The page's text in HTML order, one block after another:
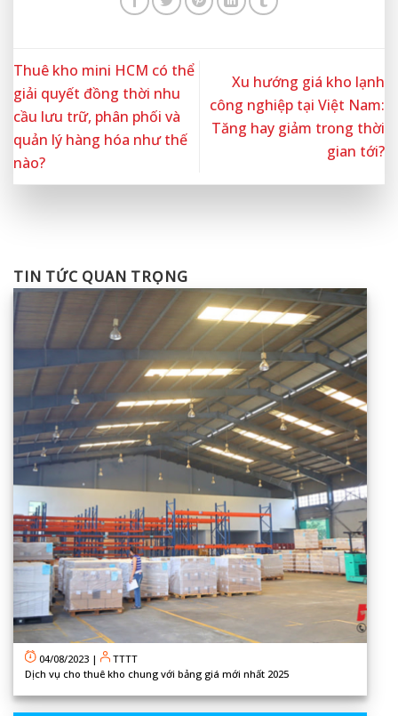
Thuê kho mini HCM có thể
giải quyết đồng thời nhu
cầu lưu trữ, phân phối và
quản lý hàng hóa như thế
nào?
Xu hướng giá kho lạnh
công nghiệp tại Việt Nam:
Tăng hay giảm trong thời
gian tới?
TIN TỨC QUAN TRỌNG
04/08/2023 |
TTTT
Dịch vụ cho thuê kho chung với bảng giá mới nhất 2025